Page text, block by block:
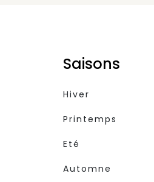
Saisons
Hiver
Printemps
Eté
Automne